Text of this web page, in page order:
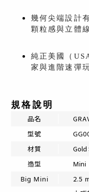
幾何尖端設計
顆粒感與立體
純正美國（
家與進階速彈
規格說明
品名
型號
材質
Gold
造型
Mini
Big Mini
2.5